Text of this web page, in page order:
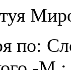
по: